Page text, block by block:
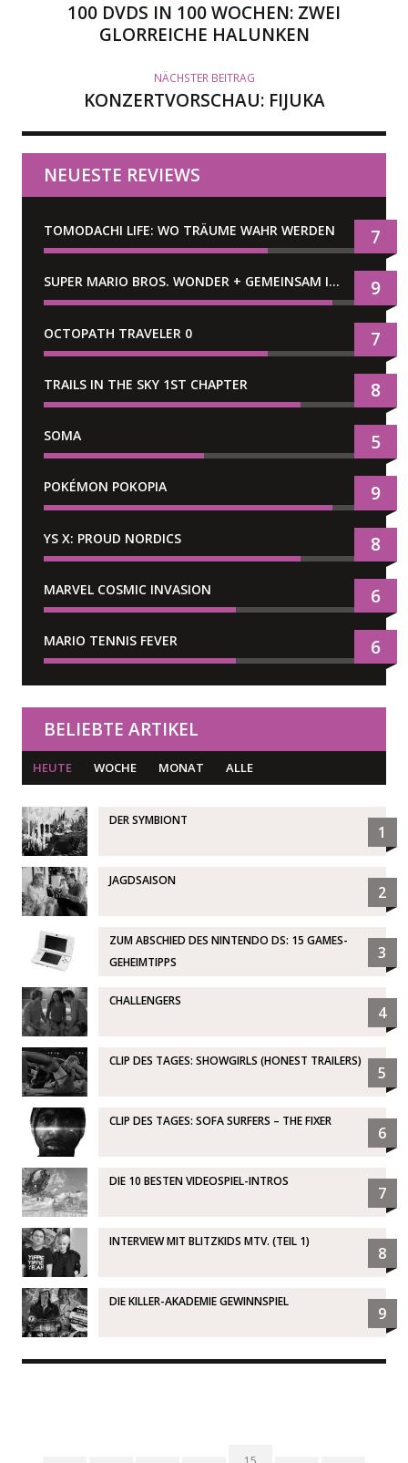
100 DVDS IN 100 WOCHEN: ZWEI
GLORREICHE HALUNKEN
NÄCHSTER BEITRAG
KONZERTVORSCHAU: FIJUKA
NEUESTE REVIEWS
TOMODACHI LIFE: WO TRÄUME WAHR WERDEN 7
SUPER MARIO BROS. WONDER + GEMEINSAM IM BELLABEL-PARK 9
OCTOPATH TRAVELER 0 7
TRAILS IN THE SKY 1ST CHAPTER 8
SOMA 5
POKÉMON POKOPIA 9
YS X: PROUD NORDICS 8
MARVEL COSMIC INVASION 6
MARIO TENNIS FEVER 6
BELIEBTE ARTIKEL
HEUTE WOCHE MONAT ALLE
DER SYMBIONT
1
JAGDSAISON
2
ZUM ABSCHIED DES NINTENDO DS: 15 GAMES-
GEHEIMTIPPS
3
CHALLENGERS
4
CLIP DES TAGES: SHOWGIRLS (HONEST TRAILERS)
5
CLIP DES TAGES: SOFA SURFERS – THE FIXER
6
DIE 10 BESTEN VIDEOSPIEL-INTROS
7
INTERVIEW MIT BLITZKIDS MTV. (TEIL 1)
8
DIE KILLER-AKADEMIE GEWINNSPIEL
9